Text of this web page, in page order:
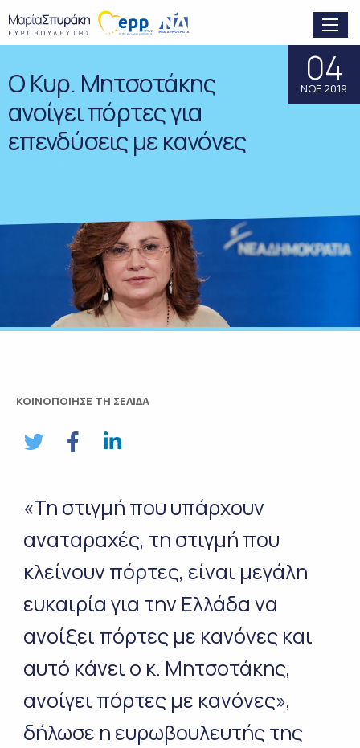
Ο Κυρ. Μητσοτάκης
ανοίγει πόρτες για
επενδύσεις με κανόνες
04
ΝΟΕ 2019
«Τη στιγμή που υπάρχουν
αναταραχές, τη στιγμή που
κλείνουν πόρτες, είναι μεγάλη
ευκαιρία για την Ελλάδα να
ανοίξει πόρτες με κανόνες και
αυτό κάνει ο κ. Μητσοτάκης,
ανοίγει πόρτες με κανόνες»,
δήλωσε η ευρωβουλευτής της
ΚΟΙΝΟΠΟΙΗΣΕ ΤΗ ΣΕΛΙΔΑ